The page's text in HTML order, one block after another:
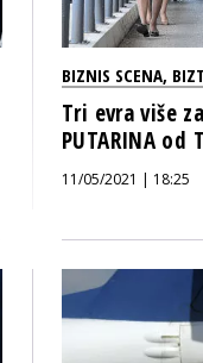
BIZNIS SCENA,
Tri evra više
PUTARINA
11/05/2021 | 18:25